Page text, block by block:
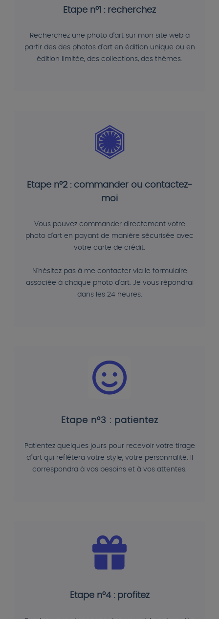
Etape n°1 : recherchez
Recherchez une photo d'art sur mon site web à
partir des des photos d'art en édition unique ou en
édition limitée, des collections, des thèmes.
Etape n°2 : commander ou contactez-
moi
Vous pouvez commander directement votre
photo d'art en payant de manière sécurisée avec
votre carte de crédit.
N'hésitez pas à me contacter via le formulaire
associée à chaque photo d'art. Je vous répondrai
dans les 24 heures.
Etape n°3 : patientez
Patientez quelques jours pour recevoir votre tirage
d"art qui reflétera votre style, votre personnalité. Il
correspondra à vos besoins et à vos attentes.
Etape n°4 : profitez